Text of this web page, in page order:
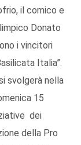
il comico e
Donato
i vincitori
Italia”.
svolgerà nella
15
dei
della Pro